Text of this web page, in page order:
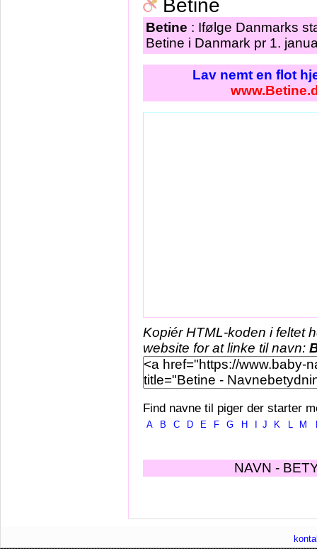
Betine
Betine : Ifølge Danmarks
Betine i Danmark pr 1.
Lav nemt en flot
Kopiér HTML-koden i feltet
website for at linke til navn:
Find navne til piger der starter
A B C D E F G H J K L M
NAVN -